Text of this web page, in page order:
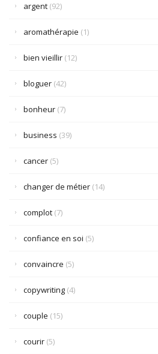
argent (92)
aromathérapie (1)
bien vieillir (12)
bloguer (42)
bonheur (7)
business (39)
cancer (5)
changer de métier (14)
complot (7)
confiance en soi (5)
convaincre (5)
copywriting (4)
couple (15)
courir (5)